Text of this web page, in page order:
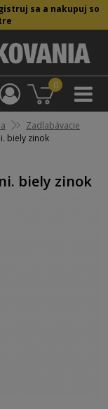
sa a nakupuj so
0
Zadlabávacie
biely zinok
biely zinok